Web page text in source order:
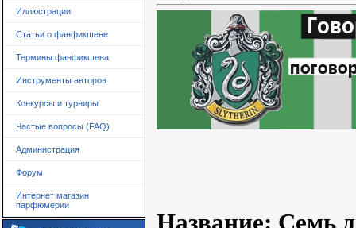
Иллюстрации
Статьи о фанфикшене
Термины фанфикшена
Инструменты авторов
Конкурсы и турниры
Частые вопросы (FAQ)
Администрация
Форум
Интернет магазин
парфюмерии